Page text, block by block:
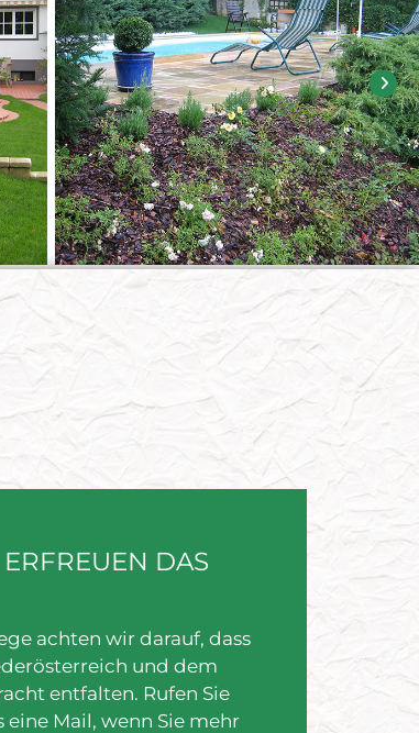
DAS
achten wir darauf, dass
und dem
entfalten. Rufen Sie
eine Mail, wenn Sie mehr